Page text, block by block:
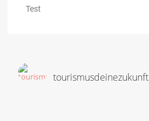
Test
tourismusdeinezukunft